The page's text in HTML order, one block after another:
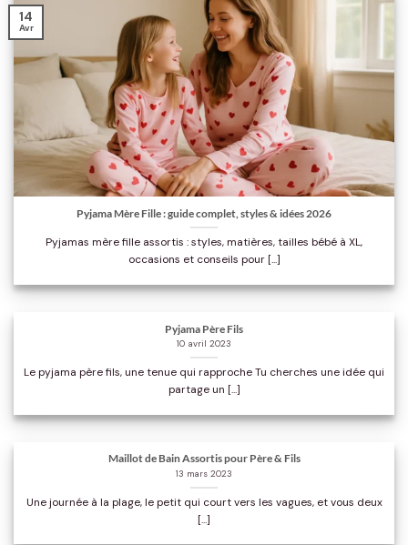
Pyjama Mère Fille : guide complet, styles & idées 2026
Pyjamas mère fille assortis : styles, matières, tailles bébé à XL,
occasions et conseils pour [...]
14
Avr
Pyjama Père Fils
10 avril 2023
Le pyjama père fils, une tenue qui rapproche Tu cherches une idée qui
partage un [...]
Maillot de Bain Assortis pour Père & Fils
13 mars 2023
Une journée à la plage, le petit qui court vers les vagues, et vous deux
[...]